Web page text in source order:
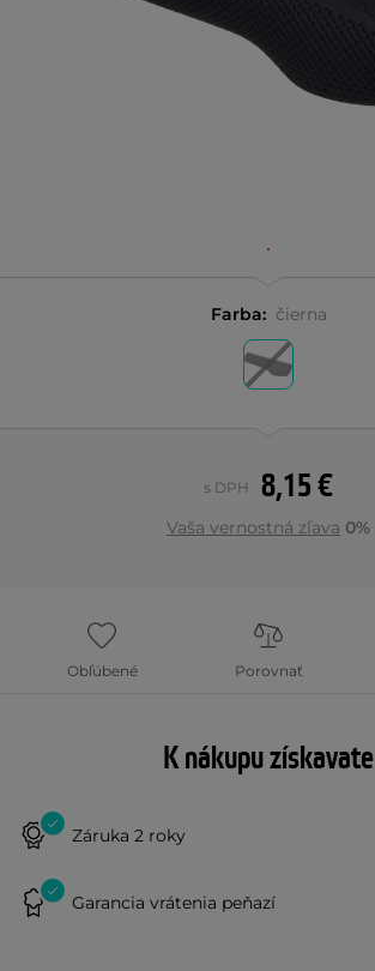
Farba: čierna
8,15 €
s DPH
Vaša vernostná zľava 0%
Obľúbené Porovnať
K nákupu získavate
Záruka 2 roky
Garancia vrátenia peňazí